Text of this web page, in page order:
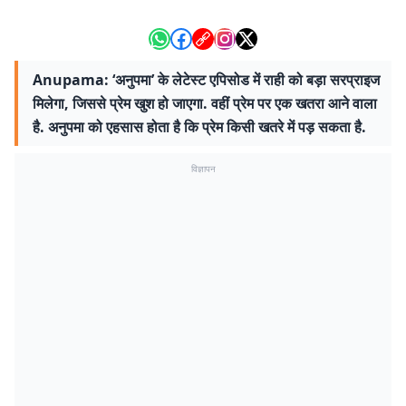
Anupama: ‘अनुपमा’ के लेटेस्ट एपिसोड में राही को बड़ा सरप्राइज
मिलेगा, जिससे प्रेम खुश हो जाएगा. वहीं प्रेम पर एक खतरा आने वाला
है. अनुपमा को एहसास होता है कि प्रेम किसी खतरे में पड़ सकता है.
विज्ञापन